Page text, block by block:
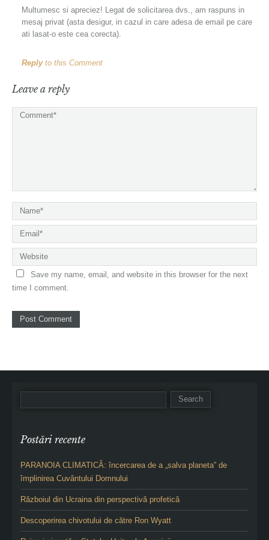
Multumesc si apreciez! Legat de solicitarea dvs., am raspuns in
mesaj privat (asta desigur, in cazul in care adesa de email pe care
ati lasat-o este cea corecta).
Replyto this Comment
Leave a reply
Save my name, email, and website in this browser for the next
time I comment.
Postări recente
PARANOIA CLIMATICĂ: încercarea de a „salva planeta” de
împlinirea Cuvântului Domnului
Războiul din Ucraina din perspectivă profetică
Descoperirea chivotului de către Ron Wyatt